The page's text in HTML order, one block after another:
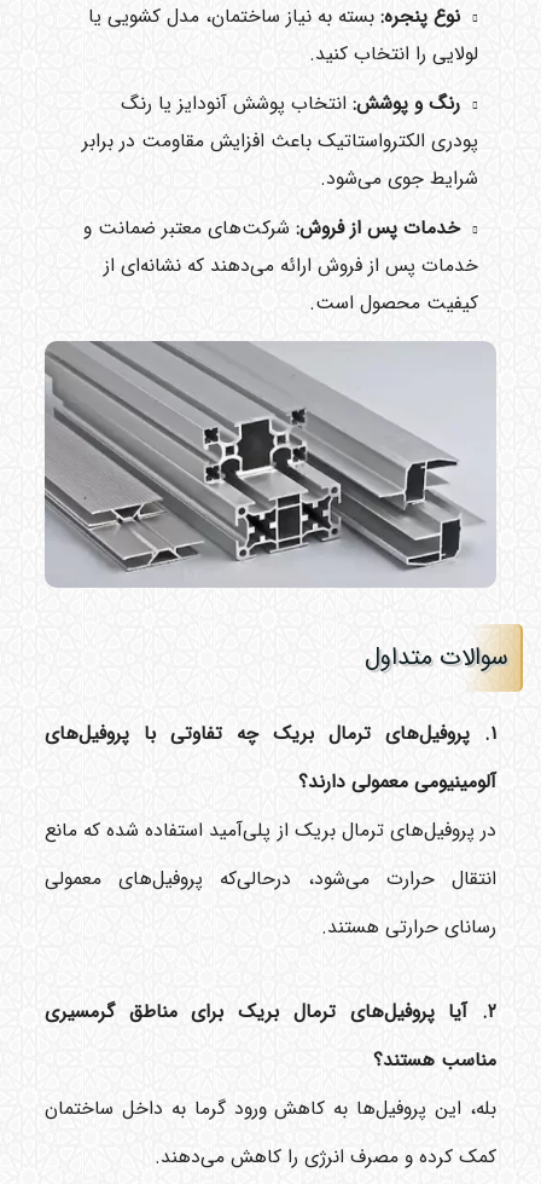
نوع پنجره:بسته به نیاز ساختمان، مدل کشویی یا
لولایی را انتخاب کنید.
رنگ و پوشش:انتخاب پوشش آنودایز یا رنگ
پودری الکترواستاتیک باعث افزایش مقاومت در برابر
شرایط جوی می‌شود.
خدمات پس از فروش:شرکت‌های معتبر ضمانت و
خدمات پس از فروش ارائه می‌دهند که نشانه‌ای از
کیفیت محصول است.
سوالات متداول
۱. پروفیل‌های ترمال بریک چه تفاوتی با پروفیل‌های
آلومینیومی معمولی دارند؟
در پروفیل‌های ترمال بریک از پلی‌آمید استفاده شده که مانع
انتقال حرارت می‌شود، درحالی‌که پروفیل‌های معمولی
رسانای حرارتی هستند.
۲. آیا پروفیل‌های ترمال بریک برای مناطق گرمسیری
مناسب هستند؟
بله، این پروفیل‌ها به کاهش ورود گرما به داخل ساختمان
کمک کرده و مصرف انرژی را کاهش می‌دهند.